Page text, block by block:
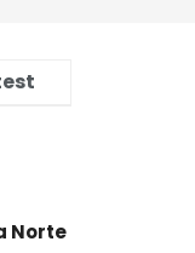
Norte